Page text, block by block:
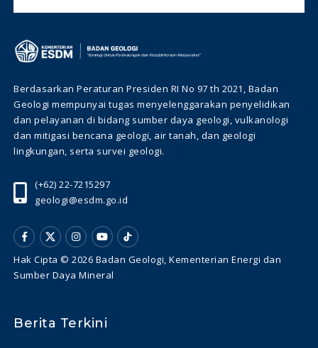
Berdasarkan Peraturan Presiden RI No 97 th 2021, Badan
Geologi mempunyai tugas menyelenggarakan penyelidikan
dan pelayanan di bidang sumber daya geologi, vulkanologi
dan mitigasi bencana geologi, air tanah, dan geologi
lingkungan, serta survei geologi.
(+62) 22-7215297
geologi@esdm.go.id
Hak Cipta © 2026 Badan Geologi, Kementerian Energi dan
Sumber Daya Mineral
Berita Terkini